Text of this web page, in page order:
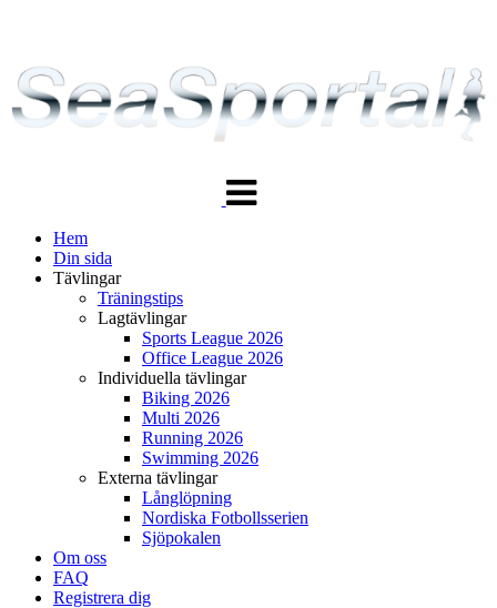
navigering
Hem
Din sida
Tävlingar
Träningstips
Lagtävlingar
Sports League 2026
Office League 2026
Individuella tävlingar
Biking 2026
Multi 2026
Running 2026
Swimming 2026
Externa tävlingar
Långlöpning
Nordiska Fotbollsserien
Sjöpokalen
Om oss
FAQ
Registrera dig